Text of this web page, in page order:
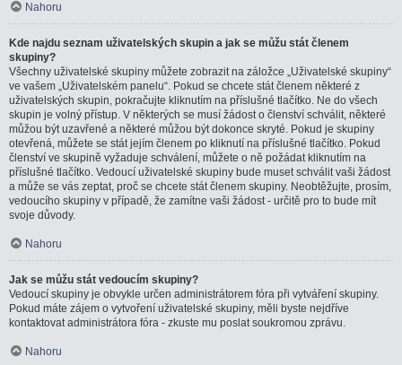
Nahoru
Kde najdu seznam uživatelských skupin a jak se můžu stát členem
skupiny?
Všechny uživatelské skupiny můžete zobrazit na záložce „Uživatelské skupiny“
ve vašem „Uživatelském panelu“. Pokud se chcete stát členem některé z
uživatelských skupin, pokračujte kliknutím na příslušné tlačítko. Ne do všech
skupin je volný přístup. V některých se musí žádost o členství schválit, některé
můžou být uzavřené a některé můžou být dokonce skryté. Pokud je skupiny
otevřená, můžete se stát jejím členem po kliknutí na příslušné tlačítko. Pokud
členství ve skupině vyžaduje schválení, můžete o ně požádat kliknutím na
příslušné tlačítko. Vedoucí uživatelské skupiny bude muset schválit vaši žádost
a může se vás zeptat, proč se chcete stát členem skupiny. Neobtěžujte, prosím,
vedoucího skupiny v případě, že zamítne vaši žádost - určitě pro to bude mít
svoje důvody.
Nahoru
Jak se můžu stát vedoucím skupiny?
Vedoucí skupiny je obvykle určen administrátorem fóra při vytváření skupiny.
Pokud máte zájem o vytvoření uživatelské skupiny, měli byste nejdříve
kontaktovat administrátora fóra - zkuste mu poslat soukromou zprávu.
Nahoru